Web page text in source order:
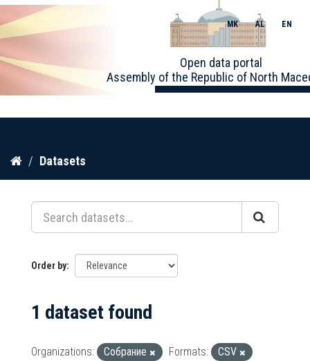
Skip
content
Open data portal
Assembly of the Republic of North
MK AL EN
Datasets
Order by
1 dataset found
Organizations: Собрание Formats:
CSV